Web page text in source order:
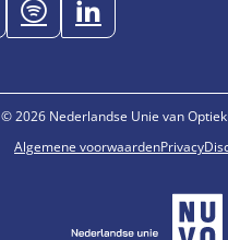
© 2026 Nederlandse Unie van
Algemene voorwaardenPrivacy